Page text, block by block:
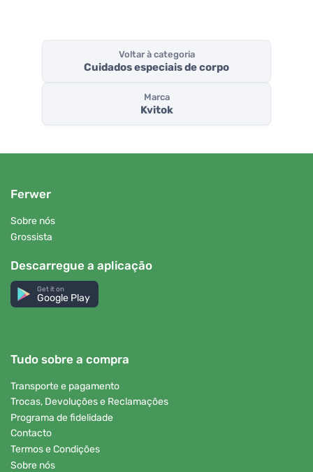
Voltar à categoria
Cuidados especiais de corpo
Marca
Kvitok
Ferwer
Sobre nós
Grossista
Descarregue a aplicação
Get it on
Google Play
Tudo sobre a compra
Transporte e pagamento
Trocas, Devoluções e Reclamações
Programa de fidelidade
Contacto
Termos e Condições
Sobre nós